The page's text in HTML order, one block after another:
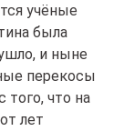
учёные
была
и ныне
перекосы
что на
лет